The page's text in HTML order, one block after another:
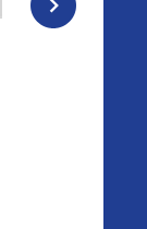
Externí